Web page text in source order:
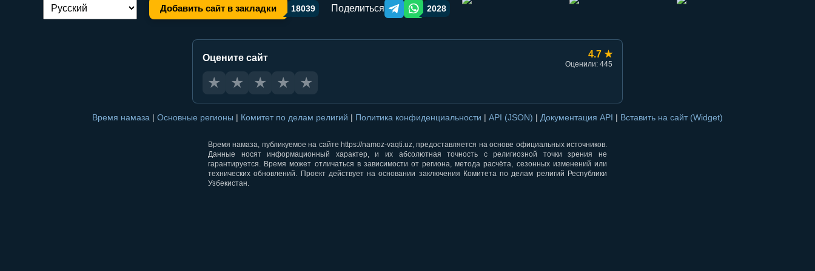
Переключение языка: Добавить сайт в закладки 18039 Поделиться Telegram orqali ulashish
WhatsApp orqali ulashish
2028
Оцените сайт 4.7 ★
Оценили: 445
★ ★ ★ ★ ★
Время намаза | Основные регионы | Комитет по делам религий | Политика конфиденциальности | API (JSON) | Документация API | Вставить на сайт (Widget)
Время намаза, публикуемое на сайте https://namoz-vaqti.uz, предоставляется на основе официальных источников.
Данные носят информационный характер, и их абсолютная точность с религиозной точки зрения не
гарантируется. Время может отличаться в зависимости от региона, метода расчёта, сезонных изменений или
технических обновлений. Проект действует на основании заключения Комитета по делам религий Республики
Узбекистан.